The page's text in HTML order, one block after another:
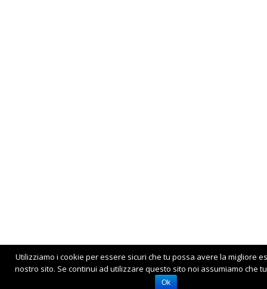
Utilizziamo i cookie per essere sicuri che tu possa avere la migliore
nostro sito. Se continui ad utilizzare questo sito noi assumiamo che
Ok